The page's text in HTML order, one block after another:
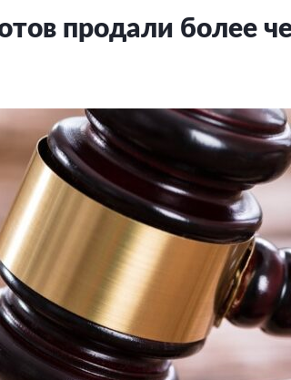
продали более